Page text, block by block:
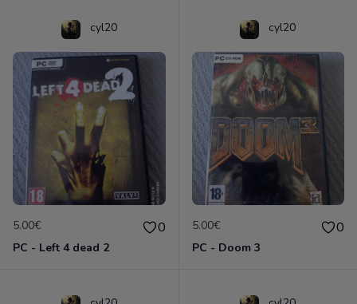
cyl20
5.00€ 0
PC - Left 4 dead 2
cyl20
5.00€ 0
PC - Doom 3